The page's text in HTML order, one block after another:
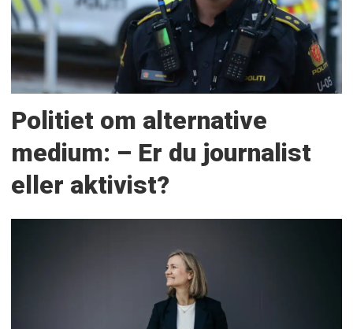
Politiet om alternative
medium: – Er du journalist
eller aktivist?